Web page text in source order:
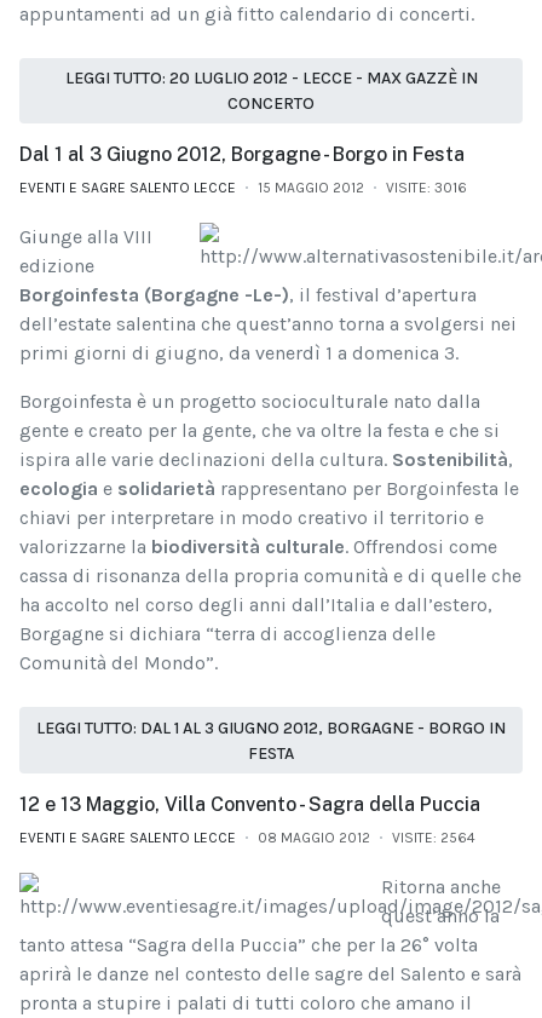
appuntamenti ad un già fitto calendario di concerti.
LEGGI TUTTO: 20 LUGLIO 2012 - LECCE - MAX GAZZÈ IN
CONCERTO
Dal 1 al 3 Giugno 2012, Borgagne - Borgo in Festa
EVENTI E SAGRE SALENTO LECCE 15 MAGGIO 2012 VISITE: 3016
Giunge alla VIII
edizione
Borgoinfesta (Borgagne -Le-), il festival d’apertura
dell’estate salentina che quest’anno torna a svolgersi nei
primi giorni di giugno, da venerdì 1 a domenica 3.
Borgoinfesta è un progetto socioculturale nato dalla
gente e creato per la gente, che va oltre la festa e che si
ispira alle varie declinazioni della cultura. Sostenibilità,
ecologia e solidarietà rappresentano per Borgoinfesta le
chiavi per interpretare in modo creativo il territorio e
valorizzarne la biodiversità culturale. Offrendosi come
cassa di risonanza della propria comunità e di quelle che
ha accolto nel corso degli anni dall’Italia e dall’estero,
Borgagne si dichiara “terra di accoglienza delle
Comunità del Mondo”.
LEGGI TUTTO: DAL 1 AL 3 GIUGNO 2012, BORGAGNE - BORGO IN
FESTA
12 e 13 Maggio, Villa Convento - Sagra della Puccia
EVENTI E SAGRE SALENTO LECCE 08 MAGGIO 2012 VISITE: 2564
Ritorna anche
quest’anno la
tanto attesa “Sagra della Puccia” che per la 26° volta
aprirà le danze nel contesto delle sagre del Salento e sarà
pronta a stupire i palati di tutti coloro che amano il